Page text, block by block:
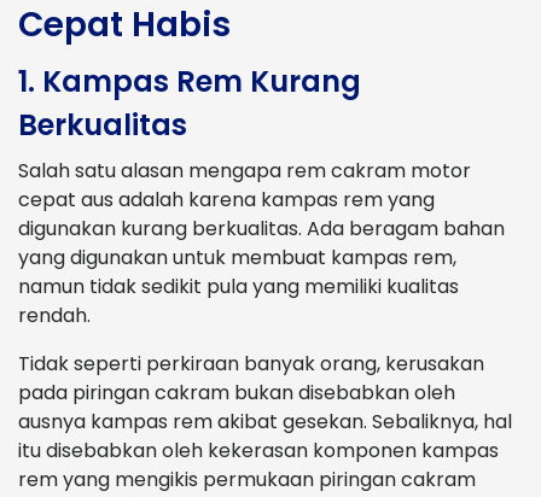
Cepat Habis
1. Kampas Rem Kurang
Berkualitas
Salah satu alasan mengapa rem cakram motor
cepat aus adalah karena kampas rem yang
digunakan kurang berkualitas. Ada beragam bahan
yang digunakan untuk membuat kampas rem,
namun tidak sedikit pula yang memiliki kualitas
rendah.
Tidak seperti perkiraan banyak orang, kerusakan
pada piringan cakram bukan disebabkan oleh
ausnya kampas rem akibat gesekan. Sebaliknya, hal
itu disebabkan oleh kekerasan komponen kampas
rem yang mengikis permukaan piringan cakram